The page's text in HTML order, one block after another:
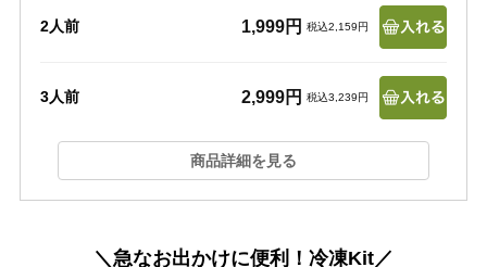
2人前 1,999円 税込2,159円
3人前 2,999円 税込3,239円
商品詳細を見る
＼急なお出かけに便利！冷凍Kit／